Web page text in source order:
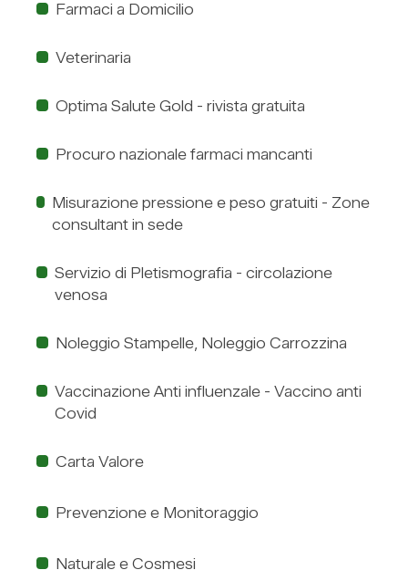
Farmaci a Domicilio
Veterinaria
Optima Salute Gold - rivista gratuita
Procuro nazionale farmaci mancanti
Misurazione pressione e peso gratuiti - Zone
consultant in sede
Servizio di Pletismografia - circolazione
venosa
Noleggio Stampelle, Noleggio Carrozzina
Vaccinazione Anti influenzale - Vaccino anti
Covid
Carta Valore
Prevenzione e Monitoraggio
Naturale e Cosmesi